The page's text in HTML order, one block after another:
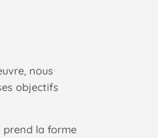
nous
objectifs
prend la forme